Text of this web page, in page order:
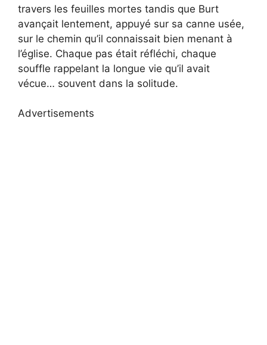
travers les feuilles mortes tandis que Burt
avançait lentement, appuyé sur sa canne usée,
sur le chemin qu’il connaissait bien menant à
l’église. Chaque pas était réfléchi, chaque
souffle rappelant la longue vie qu’il avait
vécue… souvent dans la solitude.
Advertisements